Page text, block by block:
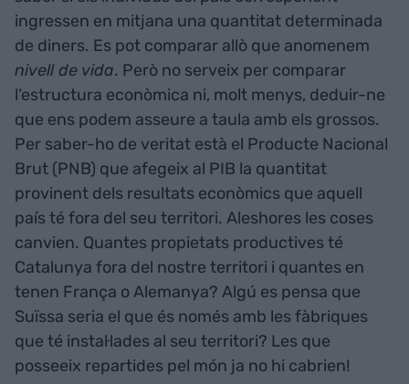
ingressen en mitjana una quantitat determinada
de diners. Es pot comparar allò que anomenem
nivell de vida. Però no serveix per comparar
l’estructura econòmica ni, molt menys, deduir-ne
que ens podem asseure a taula amb els grossos.
Per saber-ho de veritat està el Producte Nacional
Brut (PNB) que afegeix al PIB la quantitat
provinent dels resultats econòmics que aquell
país té fora del seu territori. Aleshores les coses
canvien. Quantes propietats productives té
Catalunya fora del nostre territori i quantes en
tenen França o Alemanya? Algú es pensa que
Suïssa seria el que és només amb les fàbriques
que té instal·lades al seu territori? Les que
posseeix repartides pel món ja no hi cabrien!